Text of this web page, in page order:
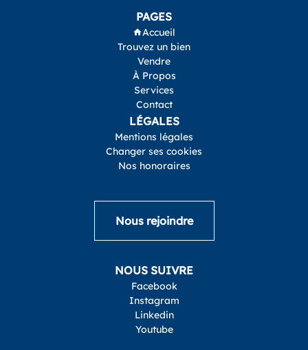
PAGES
Accueil
Trouvez un bien
Vendre
À Propos
Services
Contact
LÉGALES
Mentions légales
Changer ses cookies
Nos honoraires
Nous rejoindre
NOUS SUIVRE
Facebook
Instagram
Linkedin
Youtube